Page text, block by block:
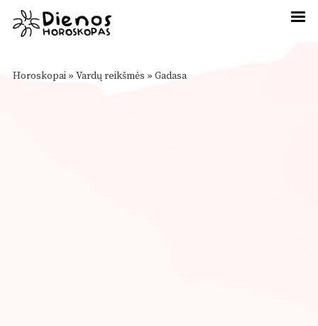
Horoskopai » Vardų reikšmės » Gadasa